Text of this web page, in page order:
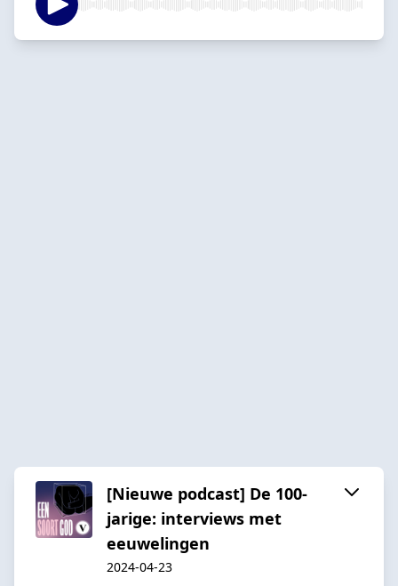
[Nieuwe podcast] De 100-
jarige: interviews met
eeuwelingen
2024-04-23